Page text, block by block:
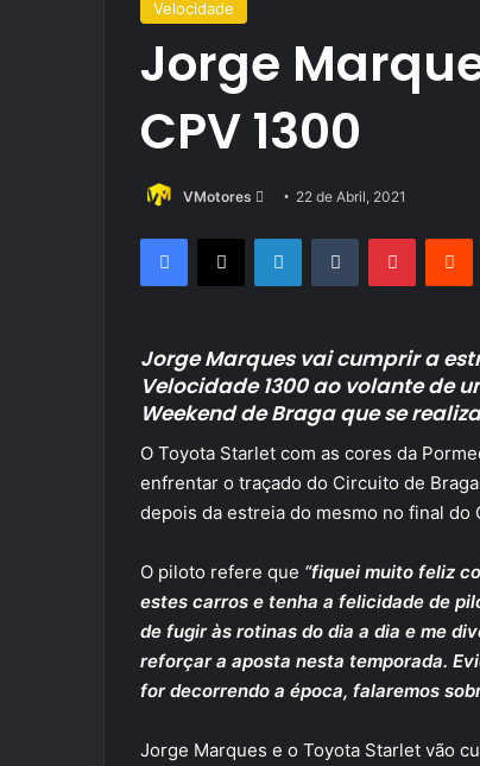
Velocidade
Jorge
CPV 1300
VMotores
Send
email
22 de Abril, 2021
Facebook
X LinkedInTumblr Pinterest
Jorge Marques vai cumprir a
Velocidade 1300 ao volante de
Weekend de Braga que se
O Toyota Starlet com as cores da
enfrentar o traçado do Circuito de
depois da estreia do mesmo no final do
O piloto refere que “fiquei muito feliz
estes carros e tenha a felicidade de
de fugir às rotinas do dia a dia e me
reforçar a aposta nesta temporada.
for decorrendo a época, falaremos
Jorge Marques e o Toyota Starlet vão